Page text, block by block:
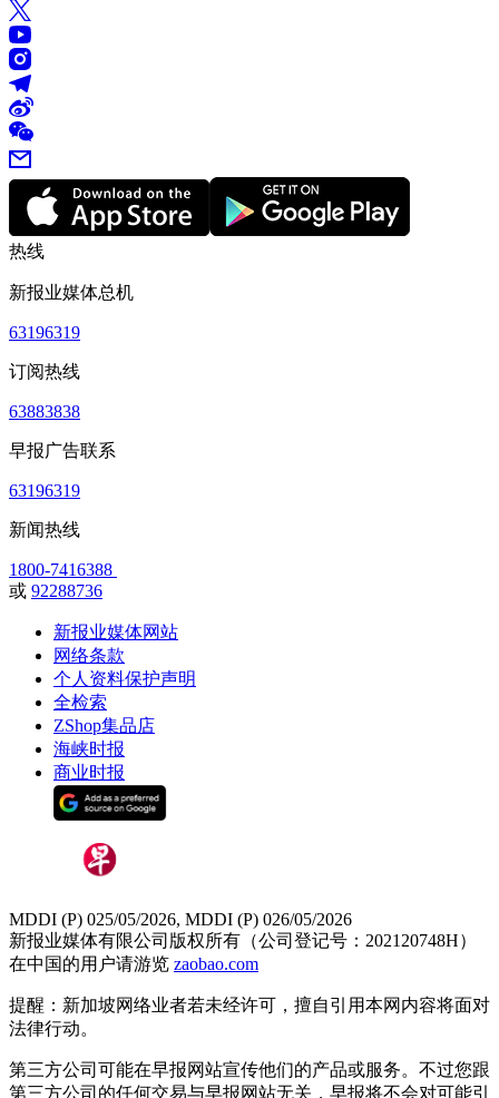
热线
新报业媒体总机
63196319
订阅热线
63883838
早报广告联系
63196319
新闻热线
1800-7416388
或 92288736
新报业媒体网站
网络条款
个人资料保护声明
全检索
ZShop集品店
海峡时报
商业时报
MDDI (P) 025/05/2026, MDDI (P) 026/05/2026
新报业媒体有限公司版权所有（公司登记号：202120748H）
在中国的用户请游览 zaobao.com
提醒：新加坡网络业者若未经许可，擅自引用本网内容将面对
法律行动。
第三方公司可能在早报网站宣传他们的产品或服务。不过您跟
第三方公司的任何交易与早报网站无关，早报将不会对可能引